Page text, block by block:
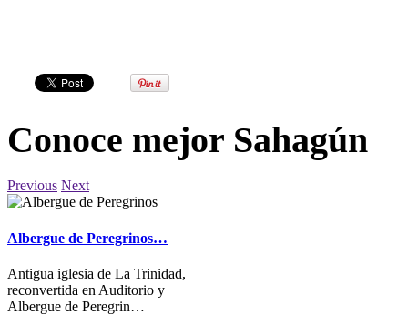
Conoce mejor Sahagún
Previous Next
Albergue de Peregrinos…
Antigua iglesia de La Trinidad,
reconvertida en Auditorio y
Albergue de Peregrin…